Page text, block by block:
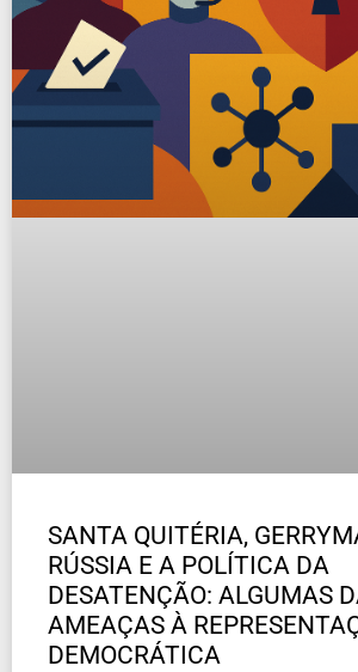
SANTA QUITÉRIA,
RÚSSIA E A POLÍTICA DA
DESATENÇÃO: ALGUMAS
AMEAÇAS À
DEMOCRÁTICA